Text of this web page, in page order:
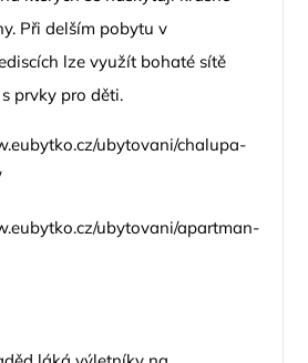
Při delším pobytu v
lze využít bohaté sítě
prvky pro děti.
ubytovani/chalupa-
ubytovani/apartman-